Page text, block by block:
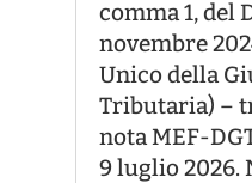
comma 1, del
novembre
Unico della
Tributaria) –
nota MEF-
9 luglio 2026.